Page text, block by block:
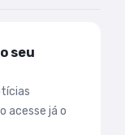
seu
acesse já o